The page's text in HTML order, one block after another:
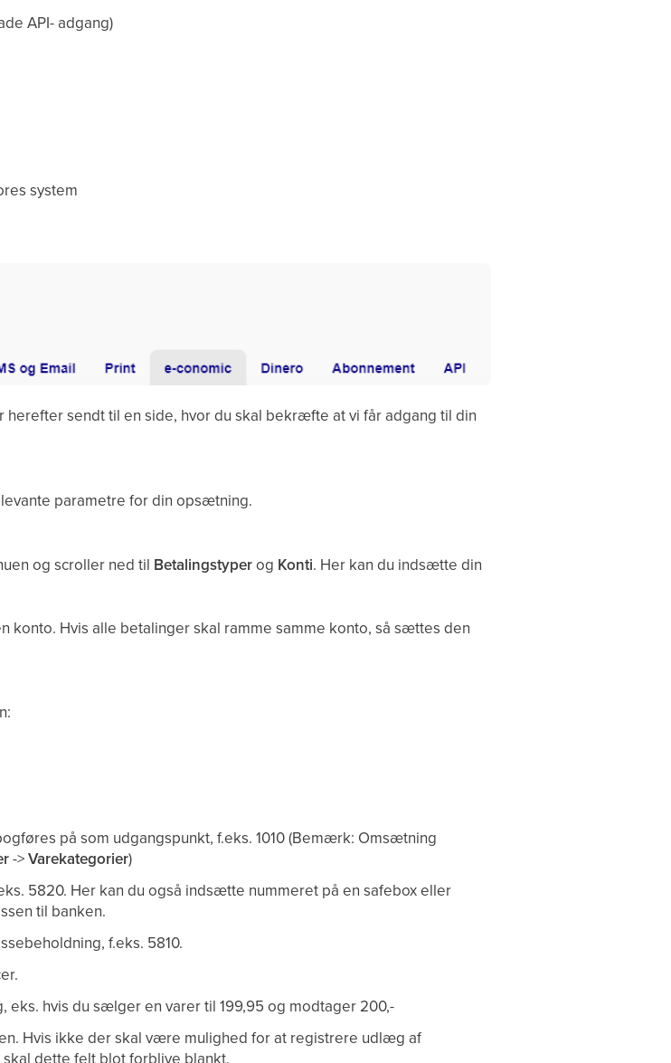
API- adgang)
system
herefter sendt til en side, hvor du skal bekræfte at vi får adgang til din
parametre for din opsætning.
og scroller ned til Betalingstyperog Konti. Her kan du indsætte din
Hvis alle betalinger skal ramme samme konto, så sættes den
på som udgangspunkt, f.eks. 1010 (Bemærk: Omsætning
->Varekategorier)
5820. Her kan du også indsætte nummeret på en safebox eller
til banken.
f.eks. 5810.
eks. hvis du sælger en varer til 199,95 og modtager 200,-
Hvis ikke der skal være mulighed for at registrere udlæg af